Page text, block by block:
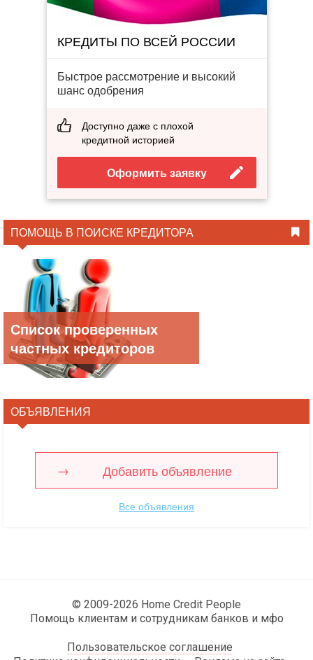
КРЕДИТЫ ПО ВСЕЙ РОССИИ
Быстрое рассмотрение и высокий
шанс одобрения
Доступно даже с плохой
кредитной историей
Оформить заявку
ПОМОЩЬ В ПОИСКЕ КРЕДИТОРА
Список проверенных
частных кредиторов
ОБЪЯВЛЕНИЯ
Добавить объявление
Все объявления
© 2009-2026 Home Credit People
Помощь клиентам и сотрудникам банков и мфо
Пользовательское соглашение